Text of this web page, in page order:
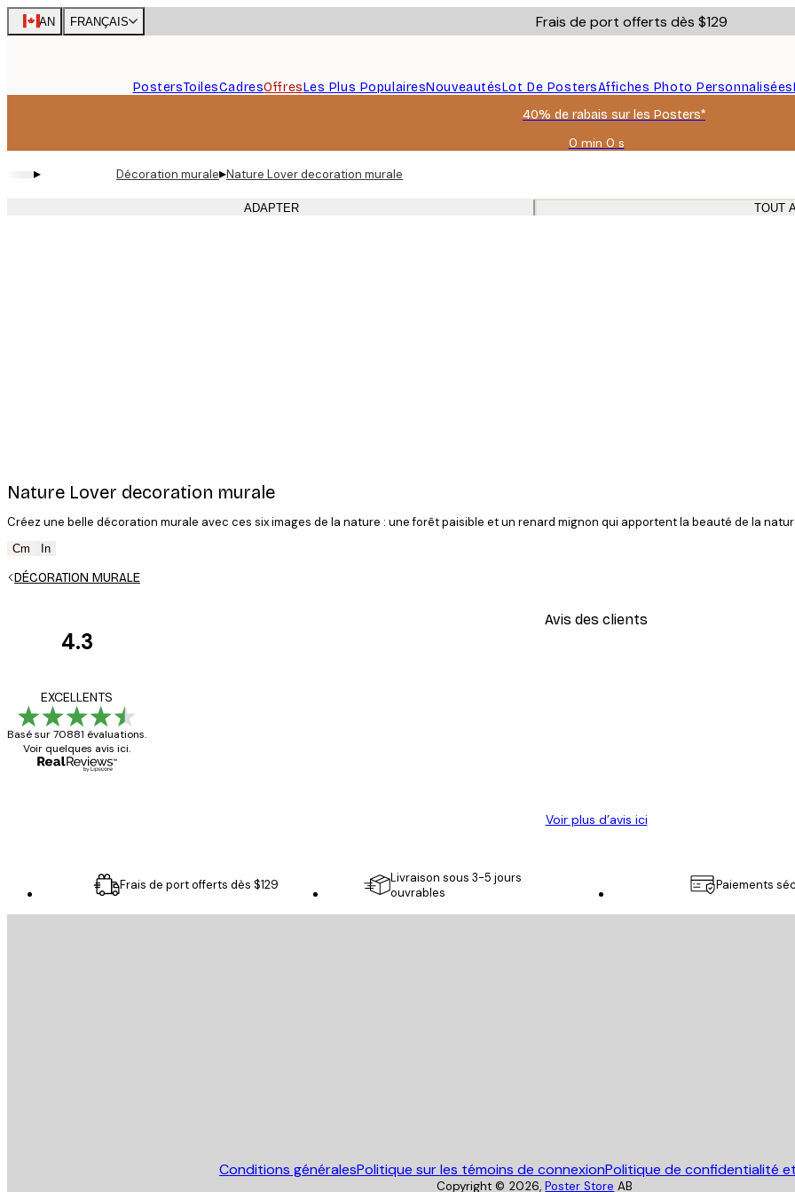
Skip
to
CAN FRANÇAIS Frais de port offerts dès $129
PostersToilesCadresOffresLes Plus PopulairesNouveautésLot De PostersAffiches Photo Personnalisées
40% de rabais sur les Posters*
0 min 0 s
Valable
2026-
▸ Décoration murale▸Nature Lover decoration murale
ADAPTER TOUT
Nature Lover decoration murale
Créez une belle décoration murale avec ces six images de la nature : une forêt paisible et un renard mignon qui apportent la beauté de la
Cm In
DÉCORATION MURALE
Avis des clients
4.3
EXCELLENTS
Basé sur 70881 évaluations.
Voir quelques avis ici.
Voir plus d’avis ici
Frais de port offerts dès $129
Livraison sous 3-5 jours
ouvrables
Paiements
Conditions généralesPolitique sur les témoins de connexionPolitique de confidentialité
Copyright © 2026, Poster Store AB